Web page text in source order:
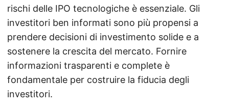
rischi delle IPO tecnologiche è essenziale. Gli
investitori ben informati sono più propensi a
prendere decisioni di investimento solide e a
sostenere la crescita del mercato. Fornire
informazioni trasparenti e complete è
fondamentale per costruire la fiducia degli
investitori.